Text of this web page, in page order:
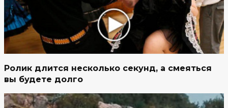
Ролик длится несколько секунд, а смеяться
вы будете долго